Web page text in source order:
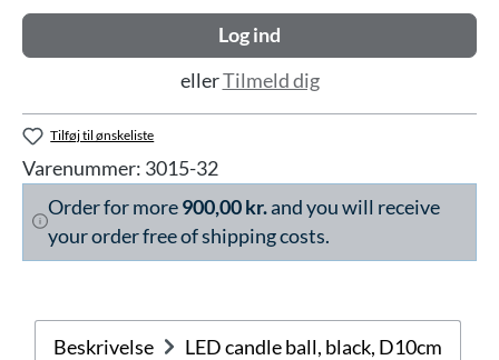
Log ind
ellerTilmeld dig
Tilføj til ønskeliste
Varenummer: 3015-32
Order for more900,00 kr.and you will receive
your order free of shipping costs.
Beskrivelse LED candle ball, black, D10cm